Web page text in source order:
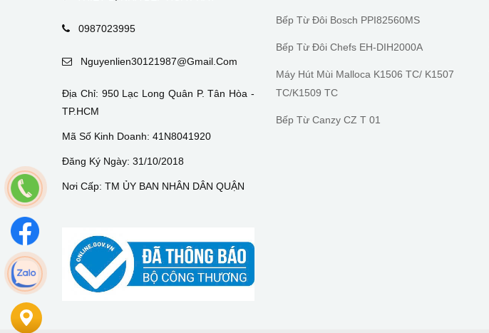
0987023995
Nguyenlien30121987@gmail.com
Địa Chỉ: 950 Lạc Long Quân P. Tân Hòa -
TP.HCM
Mã Số Kinh Doanh: 41N8041920
Đăng Ký Ngày: 31/10/2018
Nơi Cấp: TM ỦY BAN NHÂN DÂN QUẬN
Bếp Từ Đôi Bosch PPI82560MS
Bếp Từ Đôi Chefs EH-DIH2000A
Máy Hút Mùi Malloca K1506 TC/ K1507
TC/K1509 TC
Bếp Từ Canzy CZ T 01